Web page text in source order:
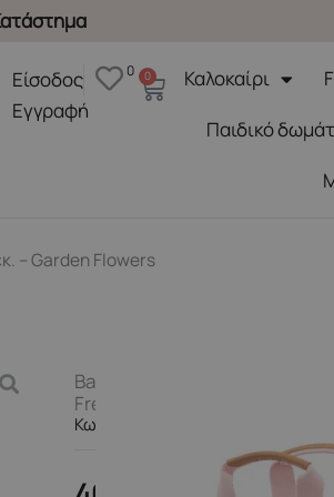
Είσοδος
Εγγραφή
0 0
CartΚαλοκαίρι
Παιδικό
– Garden Flowers
Back to School
Fresk. Σακίδιο πλάτης
Κωδικός Προϊόντος FR-FB800-75